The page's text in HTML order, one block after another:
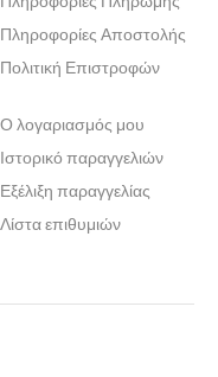
Πληροφορίες Αποστολής
Πολιτική Επιστροφών
Ο λογαριασμός μου
Ιστορικό παραγγελιών
Εξέλιξη παραγγελίας
Λίστα επιθυμιών